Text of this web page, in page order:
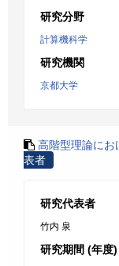
研究分野
計算機科学
研究機関
京都大学
高階型理論にお
表者
研究代表者
竹内 泉
研究期間 (年度)